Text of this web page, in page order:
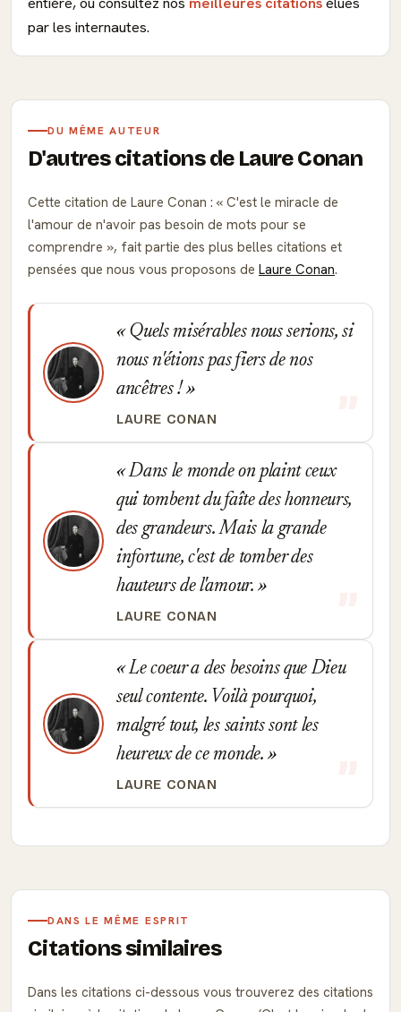
par les internautes.
DU MÊME AUTEUR
D'autres citations de Laure Conan
Cette citation de Laure Conan :
C'est le miracle de
l'amour de n'avoir pas besoin de mots pour se
comprendre
, fait partie des plus belles citations et
pensées que nous vous proposons de Laure Conan.
Quels misérables nous serions, si
nous n'étions pas fiers de nos
ancêtres !
LAURE CONAN
Dans le monde on plaint ceux
qui tombent du faîte des honneurs,
des grandeurs. Mais la grande
infortune, c'est de tomber des
hauteurs de l'amour.
LAURE CONAN
Le coeur a des besoins que Dieu
seul contente. Voilà pourquoi,
malgré tout, les saints sont les
heureux de ce monde.
LAURE CONAN
DANS LE MÊME ESPRIT
Citations similaires
Dans les citations ci-dessous vous trouverez des citations